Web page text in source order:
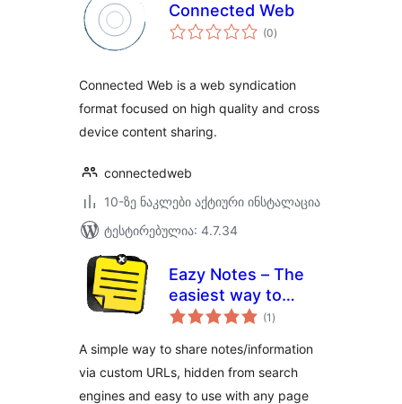
Connected Web
(0საერთო
რეიტინგი
)
Connected Web is a web syndication
format focused on high quality and cross
device content sharing.
connectedweb
10-ზე ნაკლები აქტიური ინსტალაცია
ტესტირებულია: 4.7.34
Eazy Notes – The
easiest way to
share information
(1 საერთო
რეიტინგი
)
A simple way to share notes/information
via custom URLs, hidden from search
engines and easy to use with any page